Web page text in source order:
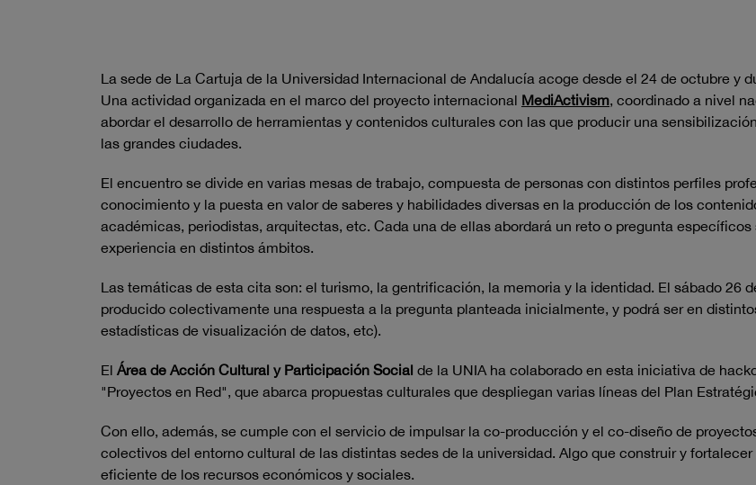
La sede de La Cartuja de la Universidad Internacional de Andalucía acoge desde el 24 de octubre y
Una actividad organizada en el marco del proyecto internacional MediActivism, coordinado a nivel
abordar el desarrollo de herramientas y contenidos culturales con las que producir una
las grandes ciudades.
El encuentro se divide en varias mesas de trabajo, compuesta de personas con distintos perfiles
conocimiento y la puesta en valor de saberes y habilidades diversas en la producción de los
académicas, periodistas, arquitectas, etc. Cada una de ellas abordará un reto o pregunta
experiencia en distintos ámbitos.
Las temáticas de esta cita son: el turismo, la gentrificación, la memoria y la identidad. El sábado 26
producido colectivamente una respuesta a la pregunta planteada inicialmente, y podrá ser en
estadísticas de visualización de datos, etc).
El Área de Acción Cultural y Participación Social de la UNIA ha colaborado en esta iniciativa de
"Proyectos en Red", que abarca propuestas culturales que despliegan varias líneas del Plan
Con ello, además, se cumple con el servicio de impulsar la co-producción y el co-diseño de
colectivos del entorno cultural de las distintas sedes de la universidad. Algo que construir y
eficiente de los recursos económicos y sociales.